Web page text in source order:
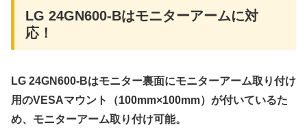
LG 24GN600-Bはモニターアームに対
応！
LG 24GN600-Bはモニター裏面にモニターアーム取り付け
用のVESAマウント（100mm×100mm）が付いているた
め、モニターアーム取り付け可能。